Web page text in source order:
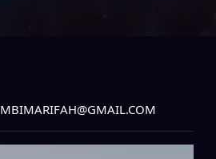
MBIMARIFAH@GMAIL.COM